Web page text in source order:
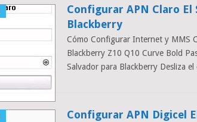
Configurar APN Claro El
Blackberry
Cómo Configurar Internet y MMS
Blackberry Z10 Q10 Curve Bold
Salvador para Blackberry Desliza el
Configurar APN Digicel